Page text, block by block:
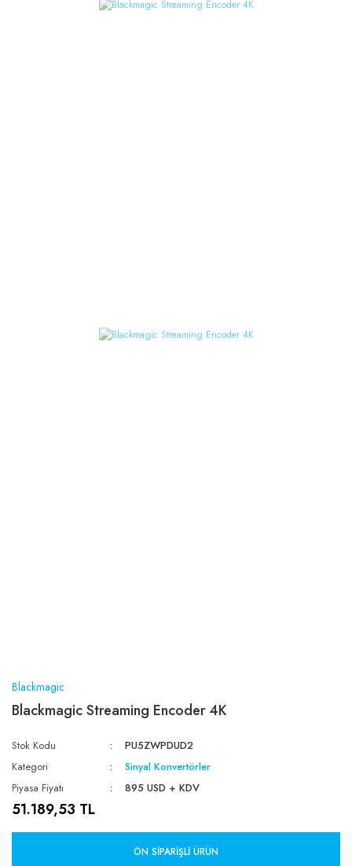
Blackmagic
Blackmagic Streaming Encoder 4K
Stok Kodu
PU5ZWPDUD2
Kategori
Sinyal Konvertörler
Piyasa Fiyatı
895 USD + KDV
51.189,53 TL
ÖN SIPARIŞLI ÜRÜN